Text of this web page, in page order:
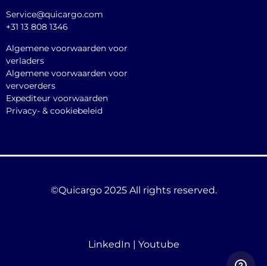
Service@quicargo.com
+31 13 808 1346
Algemene voorwaarden voor
verladers
Algemene voorwaarden voor
vervoerders
Expediteur voorwaarden
Privacy- & cookiebeleid
©Quicargo 2025 All rights reserved.
LinkedIn | Youtube